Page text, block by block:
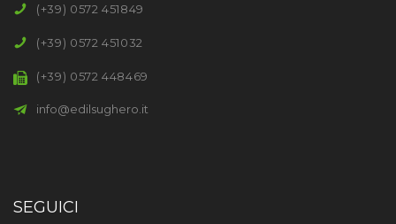
(+39) 0572 451849
(+39) 0572 451032
(+39) 0572 448469
info@edilsughero.it
SEGUICI